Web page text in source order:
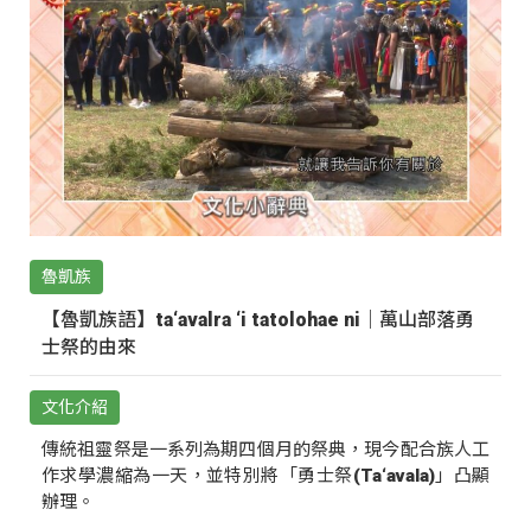
魯凱族
【魯凱族語】ta‘avalra ‘i tatolohae ni｜萬山部落勇
士祭的由來
文化介紹
傳統祖靈祭是一系列為期四個月的祭典，現今配合族人工
作求學濃縮為一天，並特別將「勇士祭(Ta‘avala)」凸顯
辦理。